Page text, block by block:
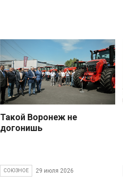
Такой Воронеж не
догонишь
СОЮЗНОЕ 29 июля 2026